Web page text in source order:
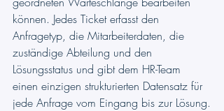
können. Jedes Ticket erfasst den
Anfragetyp, die Mitarbeiterdaten, die
zuständige Abteilung und den
Lösungsstatus und gibt dem HR-Team
einen einzigen strukturierten Datensatz für
jede Anfrage vom Eingang bis zur Lösung.